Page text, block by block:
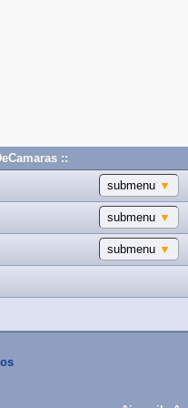
::
submenu ▼
submenu ▼
submenu ▼